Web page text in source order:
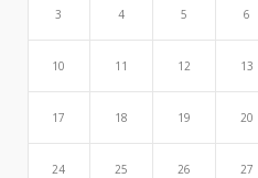
3 4 5 6
10 11 12 13
17 18 19 20
24 25 26 27